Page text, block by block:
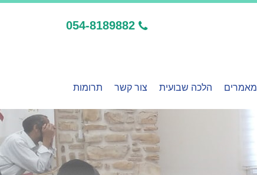
054-8189882
מאמרים הלכה שבועית צור קשר תרומות